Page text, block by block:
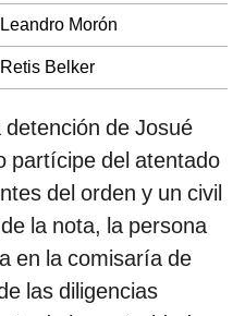
Morón
Belker
de Josué
partícipe del atentado
del orden y un civil
la nota, la persona
en la comisaría de
las diligencias